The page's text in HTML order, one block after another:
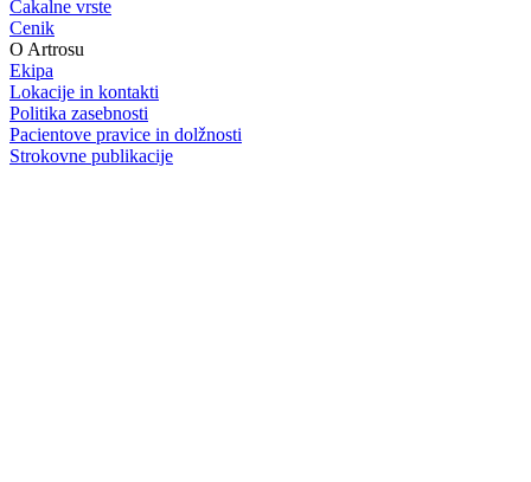
Čakalne vrste
Cenik
O Artrosu
Ekipa
Lokacije in kontakti
Politika zasebnosti
Pacientove pravice in dolžnosti
Strokovne publikacije